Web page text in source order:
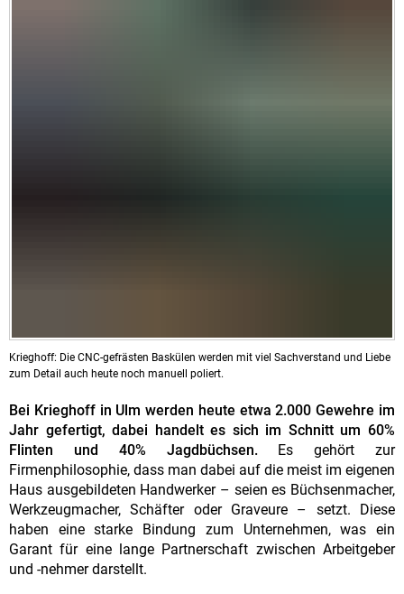
Krieghoff: Die CNC-gefrästen Baskülen werden mit viel Sachverstand und Liebe
zum Detail auch heute noch manuell poliert.
Bei Krieghoff in Ulm werden heute etwa 2.000 Gewehre im
Jahr gefertigt, dabei handelt es sich im Schnitt um 60%
Flinten und 40% Jagdbüchsen.Es gehört zur
Firmenphilosophie, dass man dabei auf die meist im eigenen
Haus ausgebildeten Handwerker – seien es Büchsenmacher,
Werkzeugmacher, Schäfter oder Graveure – setzt. Diese
haben eine starke Bindung zum Unternehmen, was ein
Garant für eine lange Partnerschaft zwischen Arbeitgeber
und -nehmer darstellt.